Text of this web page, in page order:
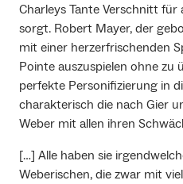
Charleys Tante Verschnitt für
sorgt. Robert Mayer, der
mit einer herzerfrischenden
Pointe auszuspielen ohne zu
perfekte Personifizierung in
charakterisch die nach Gier
Weber mit allen ihren
[…] Alle haben sie
Weberischen, die zwar mit